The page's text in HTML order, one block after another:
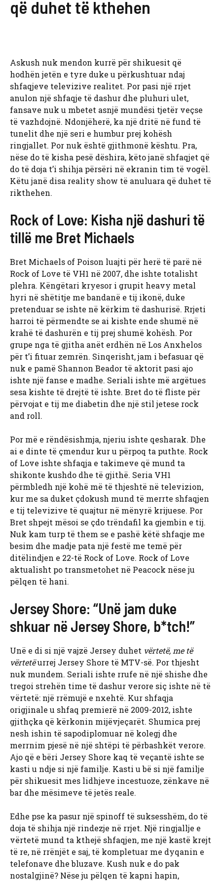
që duhet të kthehen
Askush nuk mendon kurrë për shikuesit që
hodhën jetën e tyre duke u përkushtuar ndaj
shfaqjeve televizive realitet. Por pasi një rrjet
anulon një shfaqje të dashur dhe pluhuri ulet,
fansave nuk u mbetet asnjë mundësi tjetër veçse
të vazhdojnë. Ndonjëherë, ka një dritë në fund të
tunelit dhe një seri e humbur prej kohësh
ringjallet. Por nuk është gjithmonë kështu. Pra,
nëse do të kisha pesë dëshira, këto janë shfaqjet që
do të doja t’i shihja përsëri në ekranin tim të vogël.
Këtu janë disa reality show të anuluara që duhet të
rikthehen.
Rock of Love: Kisha një dashuri të
tillë me Bret Michaels
Bret Michaels of Poison luajti për herë të parë në
Rock of Love të VH1 në 2007, dhe ishte totalisht
plehra. Këngëtari kryesor i grupit heavy metal
hyri në shëtitje me bandanë e tij ikonë, duke
pretenduar se ishte në kërkim të dashurisë. Rrjeti
harroi të përmendte se ai kishte ende shumë në
krahë të dashurën e tij prej shumë kohësh. Por
grupe nga të gjitha anët erdhën në Los Anxhelos
për t’i fituar zemrën. Sinqerisht, jam i befasuar që
nuk e pamë Shannon Beador të aktorit pasi ajo
ishte një fanse e madhe. Seriali ishte më argëtues
sesa kishte të drejtë të ishte. Bret do të fliste për
përvojat e tij me diabetin dhe një stil jetese rock
and roll.
Por më e rëndësishmja, njeriu ishte qesharak. Dhe
ai e dinte të çmendur kur u përpoq ta puthte. Rock
of Love ishte shfaqja e takimeve që mund ta
shikonte kushdo dhe të gjithë. Seria VH1
përmbledh një kohë më të thjeshtë në televizion,
kur me sa duket çdokush mund të merrte shfaqjen
e tij televizive të quajtur në mënyrë krijuese. Por
Bret shpejt mësoi se çdo trëndafil ka gjembin e tij.
Nuk kam turp të them se e pashë këtë shfaqje me
besim dhe madje pata një festë me temë për
ditëlindjen e 22-të Rock of Love. Rock of Love
aktualisht po transmetohet në Peacock nëse ju
pëlqen të hani.
Jersey Shore: “Unë jam duke
shkuar në Jersey Shore, b*tch!”
Unë e di si një vajzë Jersey duhet vërtetë, me të
vërtetëurrej Jersey Shore të MTV-së. Por thjesht
nuk mundem. Seriali ishte rrufe në një shishe dhe
tregoi strehën time të dashur verore siç ishte në të
vërtetë: një rrëmujë e nxehtë. Kur shfaqja
origjinale u shfaq premierë në 2009-2012, ishte
gjithçka që kërkonin mijëvjeçarët. Shumica prej
nesh ishin të sapodiplomuar në kolegj dhe
merrnim pjesë në një shtëpi të përbashkët verore.
Ajo që e bëri Jersey Shore kaq të veçantë ishte se
kasti u ndje si një familje. Kasti u bë si një familje
për shikuesit mes lidhjeve incestuoze, zënkave në
bar dhe mësimeve të jetës reale.
Edhe pse ka pasur një spinoff të suksesshëm, do të
doja të shihja një rindezje në rrjet. Një ringjallje e
vërtetë mund ta kthejë shfaqjen, me një kastë krejt
të re, në rrënjët e saj, të kompletuar me dyqanin e
telefonave dhe bluzave. Kush nuk e do pak
nostalgjinë? Nëse ju pëlqen të kapni hapin,